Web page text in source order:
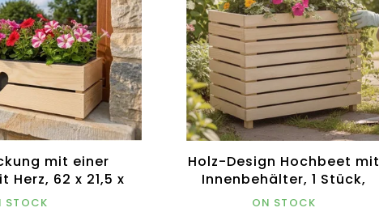
mit einer
Herz, 62 x 21,5 x
Produkt
STOCK
Holz-Design Hochbeet mit
Innenbehälter, 1 Stück,
76x43,6x31cm
ON STOCK